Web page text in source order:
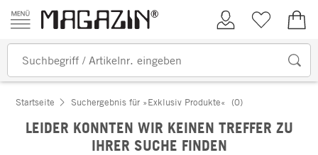
Zum Inhalt springen
Kundenkonto
Merkliste
Startseite Suchergebnis für »Exklusiv Produkte« (0)
LEIDER KONNTEN WIR KEINEN TREFFER ZU
IHRER SUCHE FINDEN